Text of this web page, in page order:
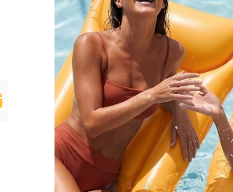
Geen verzendkosten
boven 40€